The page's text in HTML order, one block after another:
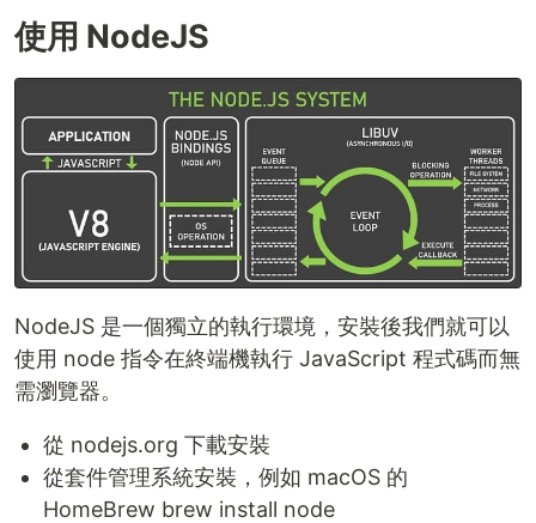
使用 NodeJS
NodeJS 是一個獨立的執行環境，安裝後我們就可以
使用 node 指令在終端機執行 JavaScript 程式碼而無
需瀏覽器。
從 nodejs.org 下載安裝
從套件管理系統安裝，例如 macOS 的
HomeBrew brew install node